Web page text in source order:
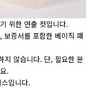
위한 연출 컷입니다.
보증서를 포함한 베이직 패
지 않습니다. 단, 필요한 분
.
입니다.